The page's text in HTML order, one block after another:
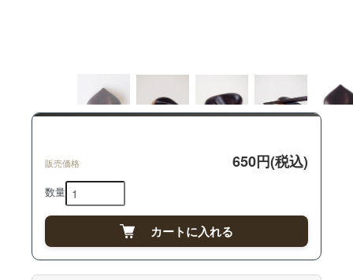
販売価格 650円(税込)
数量
カートに入れる